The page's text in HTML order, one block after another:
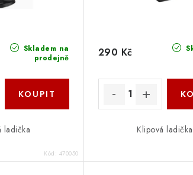
Skladem na
prodejně
ladička
Kód: 470050
290 Kč
Klipová ladička